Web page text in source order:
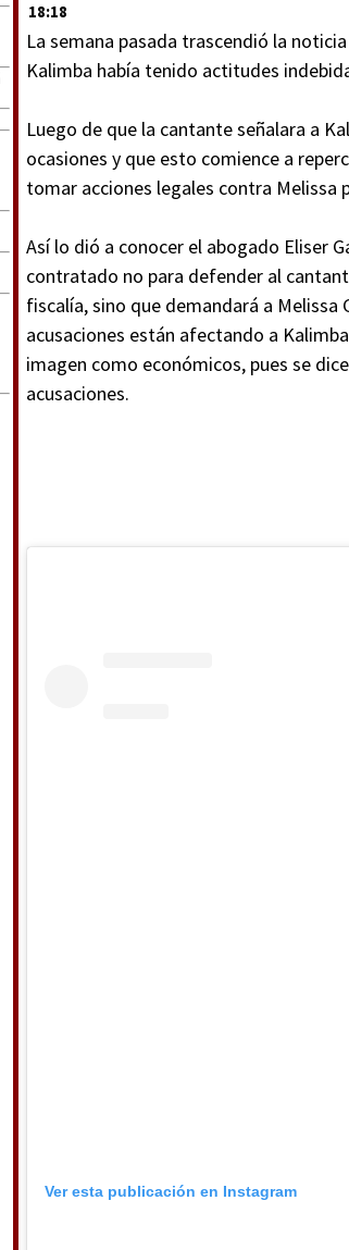
18:18
La semana pasada trascendió la
Kalimba había tenido actitudes
Luego de que la cantante señalara a
ocasiones y que esto comience a
tomar acciones legales contra Melissa
Así lo dió a conocer el abogado Eliser
contratado no para defender al
fiscalía, sino que demandará a Melissa
acusaciones están afectando a
imagen como económicos, pues se
acusaciones.
Ver esta publicación en Instagram